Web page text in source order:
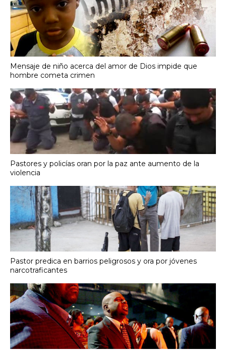
Mensaje de niño acerca del amor de Dios impide que
hombre cometa crimen
Pastores y policías oran por la paz ante aumento de la
violencia
Pastor predica en barrios peligrosos y ora por jóvenes
narcotraficantes